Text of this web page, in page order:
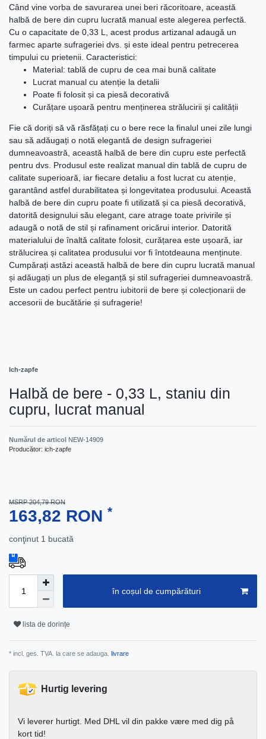
Când vine vorba de savurarea unei beri răcoritoare, această
halbă de bere din cupru lucrată manual este alegerea perfectă.
Cu o capacitate de 0,33 L, acest produs artizanal adaugă un
farmec aparte sufrageriei dvs. și este ideal pentru petrecerea
timpului cu prietenii. Caracteristici:
Material: tablă de cupru de cea mai bună calitate
Lucrat manual cu atenție la detalii
Poate fi folosit și ca piesă decorativă
Curățare ușoară pentru menținerea strălucirii și calității
Fie că doriți să vă răsfățați cu o bere rece la finalul unei zile lungi
sau să adăugați o notă elegantă de design sufrageriei
dumneavoastră, această halbă de bere din cupru este perfectă
pentru dvs. Produsul este realizat manual din tablă de cupru de
calitate superioară, iar fiecare detaliu a fost lucrat cu atenție,
garantând astfel durabilitatea și longevitatea produsului. Această
halbă de bere din cupru poate fi utilizată și ca piesă decorativă,
datorită designului său elegant, care atrage toate privirile și
adaugă o notă de stil și rafinament oricărui interior. Datorită
materialului de înaltă calitate folosit, curățarea este ușoară, iar
strălucirea și calitatea produsului vor fi întotdeauna menținute.
Cumpărați astăzi această halbă de bere din cupru lucrată manual
și adăugați un plus de eleganță și stil sufrageriei dumneavoastră.
Este un cadou perfect pentru iubitorii de bere și colecționarii de
accesorii de bucătărie și sufragerie!
Ich-zapfe
Halbă de bere - 0,33 L, staniu din
cupru, lucrat manual
Numărul de articol NEW-14909
Producător: ich-zapfe
MSRP 204,79 RON
163,82 RON *
conţinut 1 bucată
în coșul de cumpărături
lista de dorințe
* incl. ges. TVA. la care se adauga. livrare
Hurtig levering
Vi leverer hurtigt. Med DHL vil din pakke være med dig på
kort tid!